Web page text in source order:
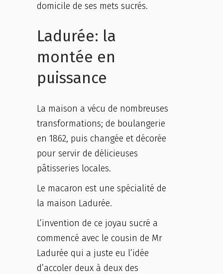
domicile de ses mets sucrés.
Ladurée: la
montée en
puissance
La maison a vécu de nombreuses
transformations; de boulangerie
en 1862, puis changée et décorée
pour servir de délicieuses
pâtisseries locales.
Le macaron est une spécialité de
la maison Ladurée.
L’invention de ce joyau sucré a
commencé avec le cousin de Mr
Ladurée qui a juste eu l’idée
d’accoler deux à deux des